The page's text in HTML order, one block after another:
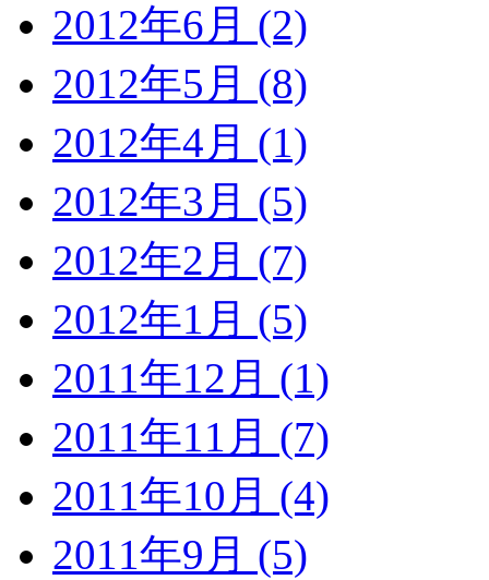
2012年6月 (2)
2012年5月 (8)
2012年4月 (1)
2012年3月 (5)
2012年2月 (7)
2012年1月 (5)
2011年12月 (1)
2011年11月 (7)
2011年10月 (4)
2011年9月 (5)